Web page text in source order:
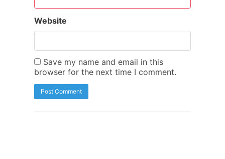
Website
Save my name and email in this
browser for the next time I comment.